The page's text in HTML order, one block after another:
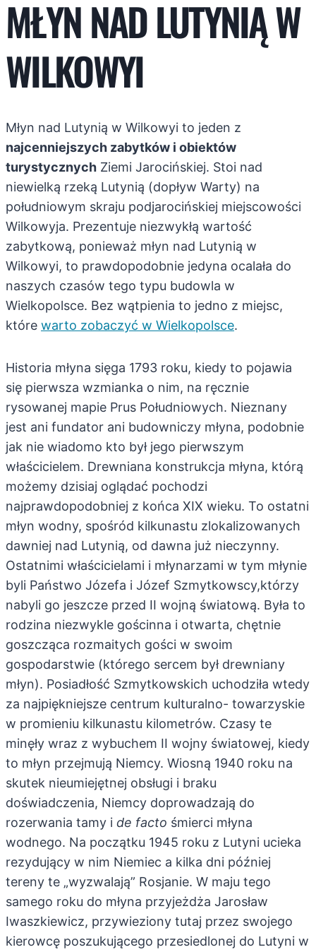
MŁYN NAD LUTYNIĄ W
WILKOWYI
Młyn nad Lutynią w Wilkowyi to jeden z
najcenniejszych zabytków i obiektów
turystycznych Ziemi Jarocińskiej. Stoi nad
niewielką rzeką Lutynią (dopływ Warty) na
południowym skraju podjarocińskiej miejscowości
Wilkowyja. Prezentuje niezwykłą wartość
zabytkową, ponieważ młyn nad Lutynią w
Wilkowyi, to prawdopodobnie jedyna ocalała do
naszych czasów tego typu budowla w
Wielkopolsce. Bez wątpienia to jedno z miejsc,
które warto zobaczyć w Wielkopolsce.
Historia młyna sięga 1793 roku, kiedy to pojawia
się pierwsza wzmianka o nim, na ręcznie
rysowanej mapie Prus Południowych. Nieznany
jest ani fundator ani budowniczy młyna, podobnie
jak nie wiadomo kto był jego pierwszym
właścicielem. Drewniana konstrukcja młyna, którą
możemy dzisiaj oglądać pochodzi
najprawdopodobniej z końca XIX wieku. To ostatni
młyn wodny, spośród kilkunastu zlokalizowanych
dawniej nad Lutynią, od dawna już nieczynny.
Ostatnimi właścicielami i młynarzami w tym młynie
byli Państwo Józefa i Józef Szmytkowscy,którzy
nabyli go jeszcze przed II wojną światową. Była to
rodzina niezwykle gościnna i otwarta, chętnie
goszcząca rozmaitych gości w swoim
gospodarstwie (którego sercem był drewniany
młyn). Posiadłość Szmytkowskich uchodziła wtedy
za najpiękniejsze centrum kulturalno- towarzyskie
w promieniu kilkunastu kilometrów. Czasy te
minęły wraz z wybuchem II wojny światowej, kiedy
to młyn przejmują Niemcy. Wiosną 1940 roku na
skutek nieumiejętnej obsługi i braku
doświadczenia, Niemcy doprowadzają do
rozerwania tamy i de facto śmierci młyna
wodnego. Na początku 1945 roku z Lutyni ucieka
rezydujący w nim Niemiec a kilka dni później
tereny te „wyzwalają” Rosjanie. W maju tego
samego roku do młyna przyjeżdża Jarosław
Iwaszkiewicz, przywieziony tutaj przez swojego
kierowcę poszukującego przesiedlonej do Lutyni w